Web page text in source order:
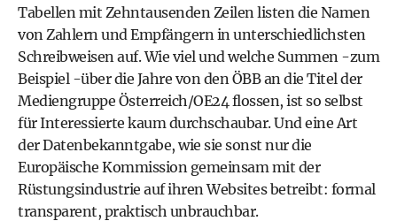
Tabellen mit Zehntausenden Zeilen listen die Namen
von Zahlern und Empfängern in unterschiedlichsten
Schreibweisen auf. Wie viel und welche Summen -zum
Beispiel -über die Jahre von den ÖBB an die Titel der
Mediengruppe Österreich/OE24 flossen, ist so selbst
für Interessierte kaum durchschaubar. Und eine Art
der Datenbekanntgabe, wie sie sonst nur die
Europäische Kommission gemeinsam mit der
Rüstungsindustrie auf ihren Websites betreibt: formal
transparent, praktisch unbrauchbar.